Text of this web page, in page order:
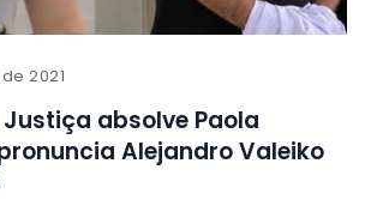
2021
absolve Paola
Alejandro Valeiko